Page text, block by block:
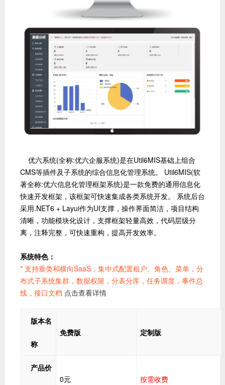
优六系统(全称:优六企服系统)是在Util6MIS基础上组合
CMS等插件及子系统的综合信息化管理系统。 Util6MIS(软
著全称:优六信息化管理框架系统)是一款免费的通用信息化
快速开发框架，该框架可快速集成各类系统开发。 系统后台
采用.NET6 + Layui作为UI支撑，操作界面简洁，项目结构
清晰，功能模块化设计，支撑框架轻量高效，代码层级分
离，注释完整，可快速重构，提高开发效率。
系统特色：
* 支持垂类和横向SaaS，集中式配置租户、角色、菜单，分
布式子系统集群，数据权限，分表分库，任务调度，事件总
线，接口文档 点击查看详情
版本名
称
免费版 定制版
产品价
0元 按需收费